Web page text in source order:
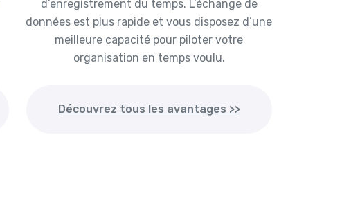
d’enregistrement du temps. L’échange de
données est plus rapide et vous disposez d’une
meilleure capacité pour piloter votre
organisation en temps voulu.
Découvrez tous les avantages >>